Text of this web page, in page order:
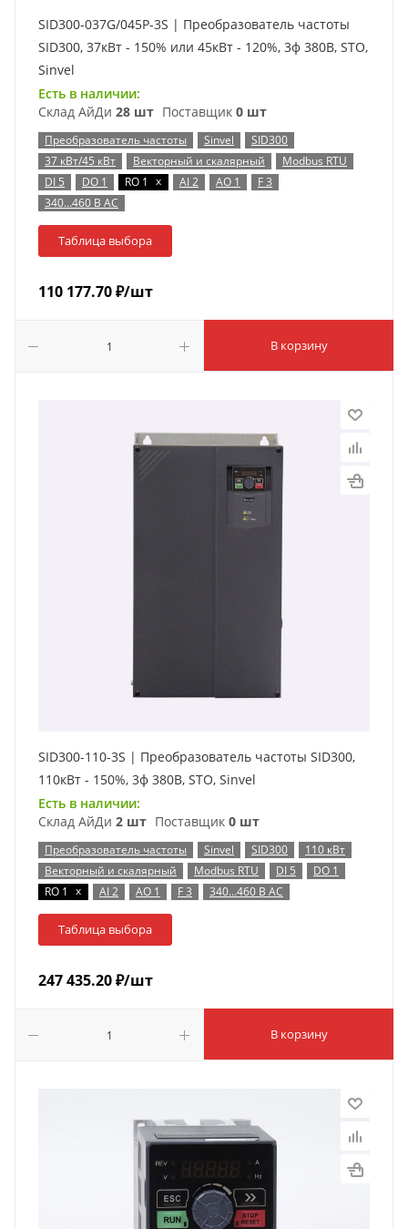
SID300-037G/045P-3S | Преобразователь частоты
SID300, 37кВт - 150% или 45кВт - 120%, 3ф 380В, STO,
Sinvel
Есть в наличии:
Склад АйДи 28 шт Поставщик 0 шт
Преобразователь частоты Sinvel
SID300
37 кВт/45 кВт
Векторный и скалярный
Modbus RTU
DI 5
DO 1 RO 1 x AI 2 AO 1
F 3
340…460 В AC
Таблица выбора
110 177.70₽/шт
В корзину
SID300-110-3S | Преобразователь частоты SID300,
110кВт - 150%, 3ф 380В, STO, Sinvel
Есть в наличии:
Склад АйДи 2 шт Поставщик 0 шт
Преобразователь частоты Sinvel SID300
110 кВт
Векторный и скалярный
Modbus RTU DI 5
DO 1
RO 1 x AI 2 AO 1 F 3 340…460 В AC
Таблица выбора
247 435.20₽/шт
В корзину